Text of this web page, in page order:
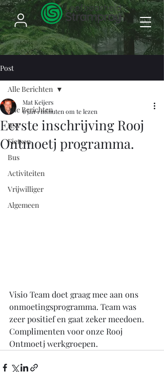
Post
Alle Berichten
RSV
Fietsen
Bus
Activiteiten
Vrijwilliger
Algemeen
Alle Berichten
Eerste inschrijving Rooj
Ontmoetj programma.
Mat Keijers
6 jan1 minuten om te lezen
Visio Team doet graag mee aan ons
onmoetingsprogramma. Team was
zeer positief en gaat zeker meedoen.
Complimenten voor onze Rooj
Ontmoetj werkgroepen.